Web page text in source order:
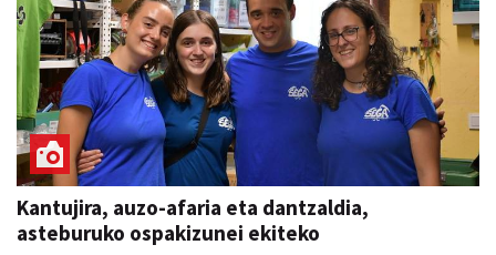
Kantujira, auzo-afaria eta dantzaldia,
asteburuko ospakizunei ekiteko